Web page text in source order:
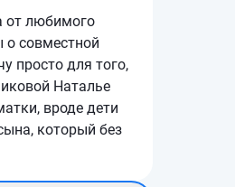
от любимого
совместной
просто для того,
Наталье
вроде дети
который без